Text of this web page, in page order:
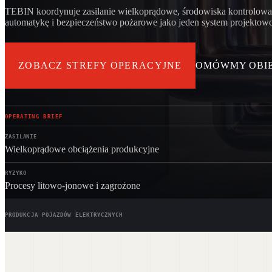
LOG
LOGISTYKA I DYSTRYBUCJA
ELEKTROMOBILNOŚĆ I ZAAWANSOWANA PRODUKCJA
TEBIN koordynuje zasilanie wielkoprądowe, środowiska
automatykę i bezpieczeństwo pożarowe jako jeden system
ZOBACZ STREFY OPERACYJNE OMÓWMY
OPERATING BRIEF
ZASILANIE
Wielkoprądowe obciążenia produkcyjne
RYZYKO
Procesy litowo-jonowe i zagrożone
PRODUKCJA POJAZDÓW ELEKTRYCZNYCH